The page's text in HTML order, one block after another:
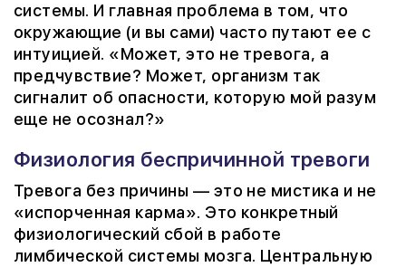
системы. И главная проблема в том, что
окружающие (и вы сами) часто путают ее с
интуицией. «Может, это не тревога, а
предчувствие? Может, организм так
сигналит об опасности, которую мой разум
еще не осознал?»
Физиология беспричинной тревоги
Тревога без причины — это не мистика и не
«испорченная карма». Это конкретный
физиологический сбой в работе
лимбической системы мозга. Центральную